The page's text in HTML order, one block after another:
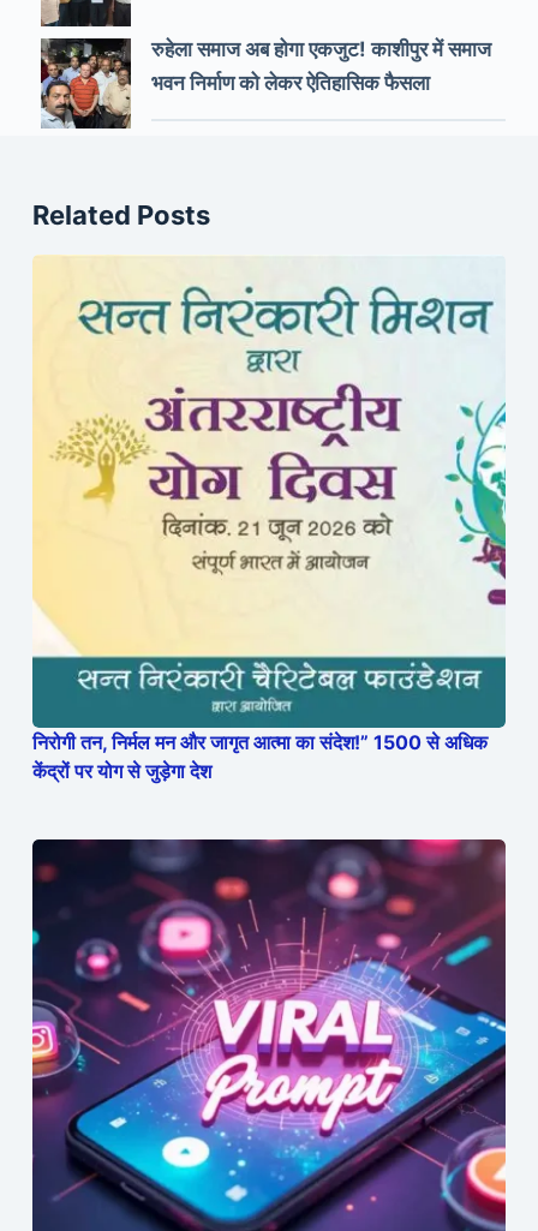
रुहेला समाज अब होगा एकजुट! काशीपुर में समाज
भवन निर्माण को लेकर ऐतिहासिक फैसला
Related Posts
निरोगी तन, निर्मल मन और जागृत आत्मा का संदेश!” 1500 से अधिक
केंद्रों पर योग से जुड़ेगा देश